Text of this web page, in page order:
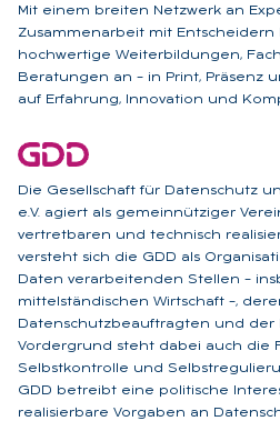
Mit einem breiten Netzwerk an
Zusammenarbeit mit Entscheidern
hochwertige Weiterbildungen,
Beratungen an – in Print, Präsenz
auf Erfahrung, Innovation und
Die Gesellschaft für Datenschutz
e.V. agiert als gemeinnütziger
vertretbaren und technisch
versteht sich die GDD als
Daten verarbeitenden Stellen –
mittelständischen Wirtschaft –,
Datenschutzbeauftragten und der
Vordergrund steht dabei auch die
Selbstkontrolle und
GDD betreibt eine politische
realisierbare Vorgaben an